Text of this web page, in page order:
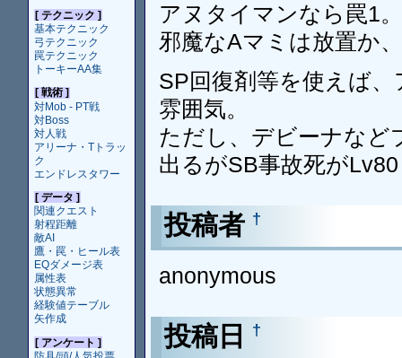
[ テクニック ]
基本テクニック
弓テクニック
罠テクニック
トーキーAA集
[ 戦術 ]
対Mob - PT戦
対Boss
対人戦
アリーナ・Tトラッ
ク
エンドレスタワー
[ データ ]
関連クエスト
射程距離
敵AI
鷹・罠・ヒール表
EQダメージ表
属性表
状態異常
経験値テーブル
矢作成
[ アンケート ]
アヌタイマンなら罠1
邪魔なAマミは放置か
SP回復剤等を使えば
雰囲気。
ただし、デビーナなど
出るがSB事故死が
投稿者 †
anonymous
投稿日 †